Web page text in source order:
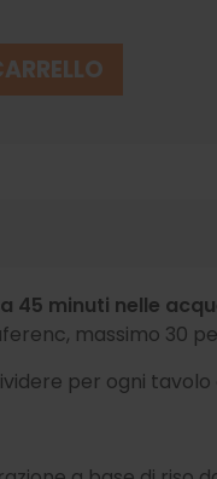
45 minuti nelle
massimo 30
per ogni